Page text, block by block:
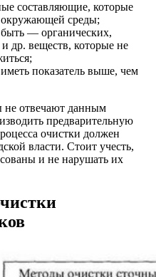
составляющие, которые
среды;
— органических,
др. веществ, которые не
показатель выше, чем
не отвечают данным
предварительную
очистки должен
власти. Стоит учесть,
и не нарушать их